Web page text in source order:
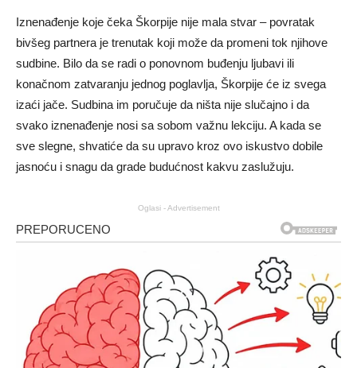
Iznenađenje koje čeka Škorpije nije mala stvar – povratak
bivšeg partnera je trenutak koji može da promeni tok njihove
sudbine. Bilo da se radi o ponovnom buđenju ljubavi ili
konačnom zatvaranju jednog poglavlja, Škorpije će iz svega
izaći jače. Sudbina im poručuje da ništa nije slučajno i da
svako iznenađenje nosi sa sobom važnu lekciju. A kada se
sve slegne, shvatiće da su upravo kroz ovo iskustvo dobile
jasnoću i snagu da grade budućnost kakvu zaslužuju.
Oglasi - Advertisement